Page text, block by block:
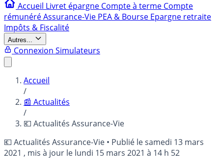
Accueil Livret épargne Compte à terme Compte
rémunéréAssurance-Vie PEA & Bourse Epargne retraite
Impôts & Fiscalité
Autres...
Connexion Simulateurs
Accueil
/
📰 Actualités
/
💶 Actualités Assurance-Vie
💶 Actualités Assurance-Vie • Publié lesamedi 13 mars
2021 , mis à jour le lundi 15 mars 2021 à 14 h 52